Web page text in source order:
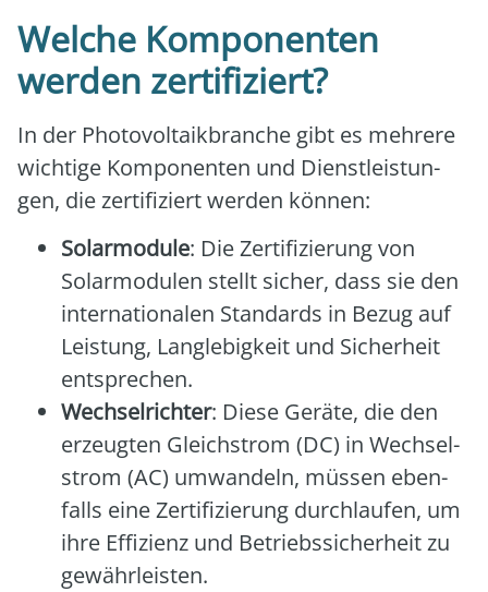
Welche Komponenten
werden zertifiziert?
In der Pho­to­vol­ta­ik­bran­che gibt es meh­re­re
wich­ti­ge Kom­po­nen­ten und Dienst­leis­tun­
gen, die zer­ti­fi­ziert wer­den kön­nen:
Solar­mo­du­le: Die Zer­ti­fi­zie­rung von
Solar­mo­du­len stellt sicher, dass sie den
inter­na­tio­na­len Stan­dards in Bezug auf
Leis­tung, Lang­le­big­keit und Sicher­heit
ent­spre­chen.
Wech­sel­rich­ter: Die­se Gerä­te, die den
erzeug­ten Gleich­strom (DC) in Wech­sel­
strom (AC) umwan­deln, müs­sen eben­
falls eine Zer­ti­fi­zie­rung durch­lau­fen, um
ihre Effi­zi­enz und Betriebs­si­cher­heit zu
gewähr­leis­ten.